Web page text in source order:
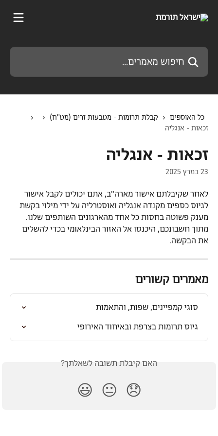
חיפוש מאמרים...
כל האוספים
קבלת תרומות - מטבעות זרים (מט"ח)
זכאות - אנגליה
זכאות - אנגליה
23 במרץ 2025
לאחר שקיבלתם אישור מארה"ב, אתם יכולים לקבל אישור
לגיוס כספים מקנדה אנגליה ואוסטרליה על ידי מילוי בקשת
מענק פשוטה בחסות כל אחד מהארגונים השותפים שלנו.
מתוך חשבונכם, היכנסו אל האזור הבינלאומי בכדי להשלים
את הבקשה.
מאמרים קשורים
סוגי קמפיינים, שפות, והתאמות
גיוס תרומות בצרפת ובאיחוד האירופי
האם קיבלת תשובה לשאלתך?
😞
😐
😃